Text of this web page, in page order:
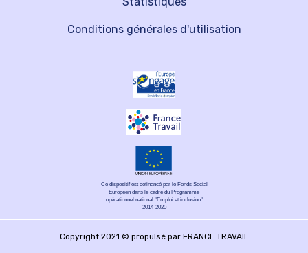
Conditions générales d'utilisation
Ce dispositif est cofinancé par le Fonds Social
Européen dans le cadre du Programme
opérationnel national "Emploi et inclusion"
2014-2020
Copyright 2021 © propulsé par FRANCE TRAVAIL